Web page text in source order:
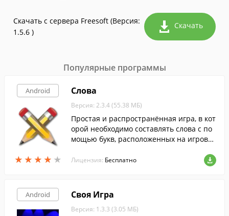
Скачать с сервера Freesoft (Версия:
1.5.6 )
Скачать
Популярные программы
Android
★ ★ ★ ★ ★
★ ★ ★ ★ ★
Слова
Версия: 2.3.4 (55.38 МБ)
Простая и распространённая игра, в кот
орой необходимо составлять слова с по
мощью букв, расположенных на игрово
Лицензия: Бесплатно
Android Своя Игра
Версия: 1.3.3 (3.05 МБ)